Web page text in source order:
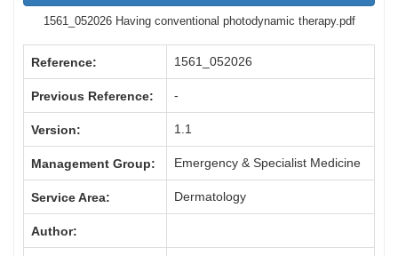
1561_052026 Having conventional photodynamic therapy.pdf
Reference: 1561_052026
Previous Reference: -
Version: 1.1
Management Group: Emergency & Specialist Medicine
Service Area: Dermatology
Author: